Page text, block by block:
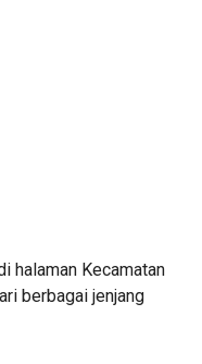
halaman Kecamatan
berbagai jenjang